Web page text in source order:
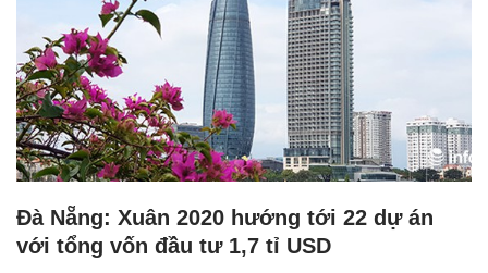
Đà Nẵng: Xuân 2020 hướng tới 22 dự án
với tổng vốn đầu tư 1,7 tỉ USD